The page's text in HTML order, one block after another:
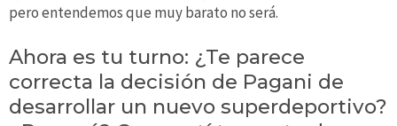
pero entendemos que muy barato no será.
Ahora es tu turno: ¿Te parece
correcta la decisión de Pagani de
desarrollar un nuevo superdeportivo?